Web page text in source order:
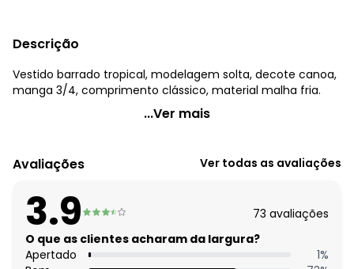
Descrição
Vestido barrado tropical, modelagem solta, decote canoa,
manga 3/4, comprimento clássico, material malha fria.
Quintess - Vestido Floresta Colorida em Malha Fria
Comprimento da manga: 3/4
Decote frente: Canoa
- meia malha
...Ver mais
Avaliações Ver todas as avaliações
3.9 73 avaliações
O que as clientes acharam da largura?
Apertado
1%